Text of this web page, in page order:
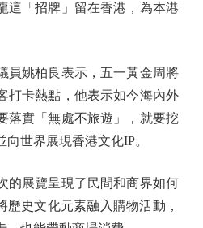
這「招牌」留在香港，為本港
姚柏良表示，五一黃金周將
打卡熱點，他表示如今海內外
落實「無處不旅遊」，就要挖
世界展現香港文化IP。
展覽呈現了民間和商界如何
歷史文化元素融入購物活動，